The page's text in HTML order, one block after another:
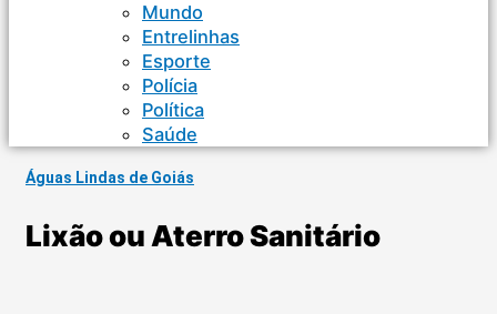
Mundo
Entrelinhas
Esporte
Polícia
Política
Saúde
Águas Lindas de Goiás
Lixão ou Aterro Sanitário